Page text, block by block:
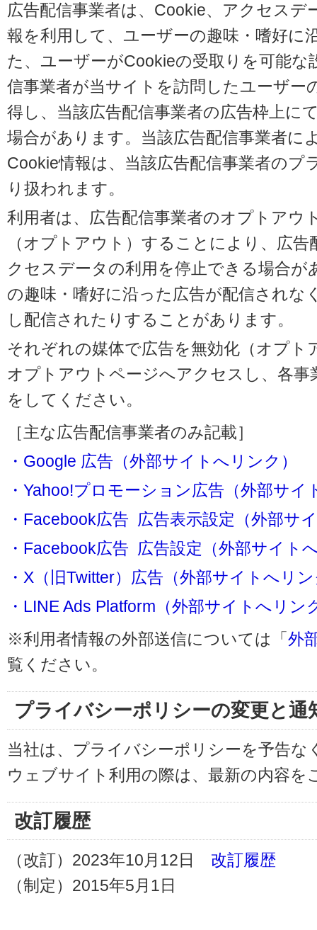
広告配信事業者は、Cookie、アクセスデ
報を利用して、ユーザーの趣味・嗜好に
た、ユーザーがCookieの受取りを可能
信事業者が当サイトを訪問したユーザー
得し、当該広告配信事業者の広告枠上に
場合があります。当該広告配信事業者に
Cookie情報は、当該広告配信事業者のプ
り扱われます。
利用者は、広告配信事業者のオプトアウ
（オプトアウト）することにより、広
クセスデータの利用を停止できる場合が
の趣味・嗜好に沿った広告が配信されな
し配信されたりすることがあります。
それぞれの媒体で広告を無効化（オプト
オプトアウトページへアクセスし、各
をしてください。
［主な広告配信事業者のみ記載］
・Google 広告（外部サイトへリンク）
・Yahoo!プロモーション広告（外部サイ
・Facebook広告 広告表示設定（外部サ
・Facebook広告 広告設定（外部サイト
・X（旧Twitter）広告（外部サイトへリ
・LINE Ads Platform（外部サイトへリン
※利用者情報の外部送信については「外
覧ください。
プライバシーポリシーの変更と通
当社は、プライバシーポリシーを予告
ウェブサイト利用の際は、最新の内容を
改訂履歴
（改訂）2023年10月12日 改訂履歴
（制定）2015年5月1日